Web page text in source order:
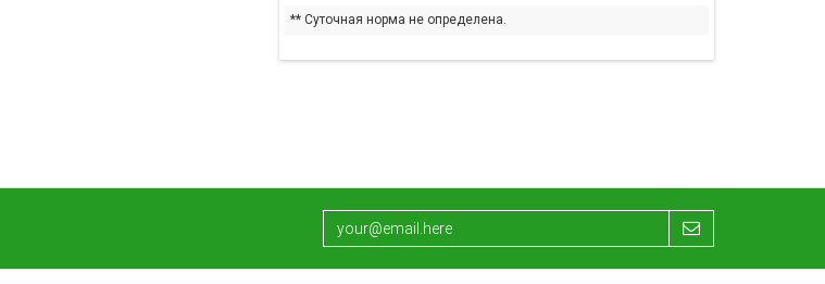
** Суточная норма не определена.